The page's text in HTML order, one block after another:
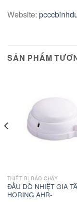
Website:
SẢN PHẨM
THIẾT BỊ BÁO CHÁY
ĐẦU DÒ NHIỆT GIA
HORING AHR-